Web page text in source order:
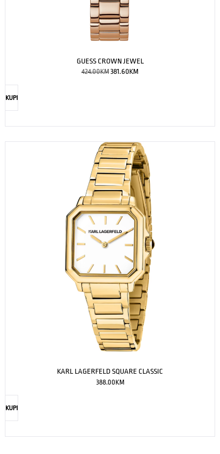
GUESS CROWN JEWEL
424.00KM381.60KM
KUPI
KARL LAGERFELD SQUARE CLASSIC
388.00KM
KUPI